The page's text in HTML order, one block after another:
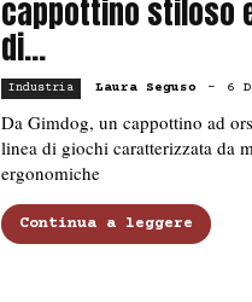
cappottino stiloso
di...
Industria Laura Seguso - 6
Da Gimdog, un cappottino ad
linea di giochi caratterizzata da
ergonomiche
Continua a leggere